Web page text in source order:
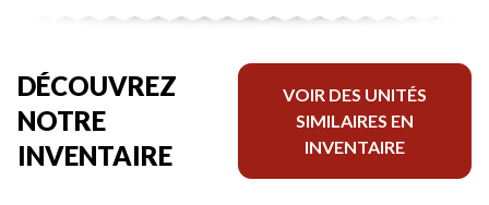
DÉCOUVREZ
NOTRE
INVENTAIRE
VOIR DES UNITÉS
SIMILAIRES EN
INVENTAIRE